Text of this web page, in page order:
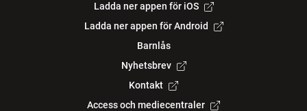
Ladda ner appen för iOS
Ladda ner appen för Android
Barnlås
Nyhetsbrev
Kontakt
Access och mediecentraler